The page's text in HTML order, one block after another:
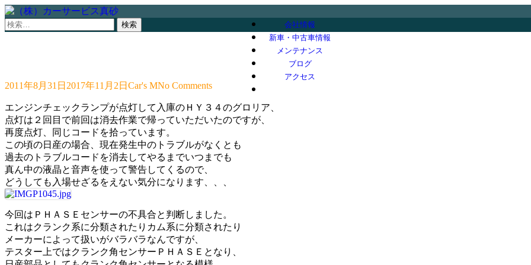
検
会社情報
新車・中古車情報
メンテナンス
ブログ
アクセス
2011年8月31日 2017年11月2日 Car's MNo Comments
エンジンチェックランプが点灯して入庫のＨＹ３４のグロリア、
点灯は２回目で前回は消去作業で帰っていただいたのですが、
再度点灯、同じコードを拾っています。
この頃の日産の場合、現在発生中のトラブルがなくとも
過去のトラブルコードを消去してやるまでいつまでも
真ん中の液晶と音声を使って警告してくるので、
どうしても入場せざるをえない気分になります、、、
今回はＰＨＡＳＥセンサーの不具合と判断しました。
これはクランク系に分類されたりカム系に分類されたり
メーカーによって扱いがバラバラなんですが、
テスター上ではクランク角センサーＰＨＡＳＥとなり、